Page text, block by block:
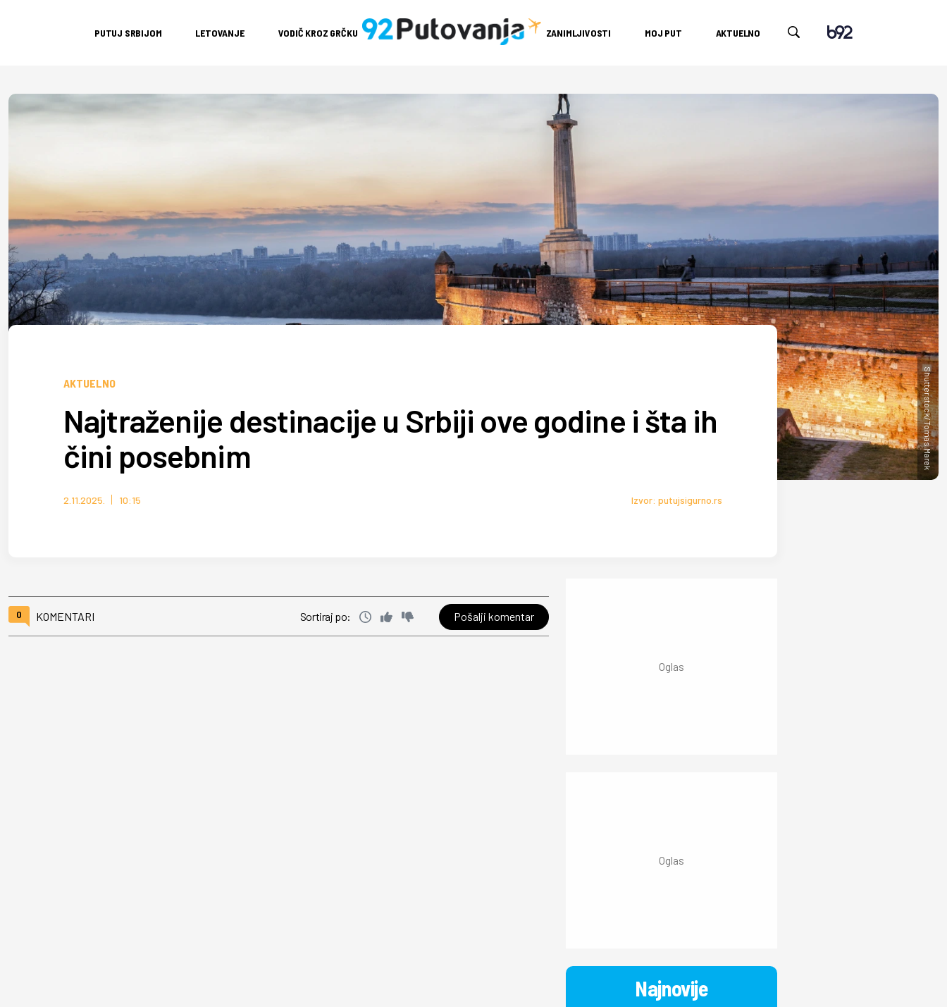
PUTUJ SRBIJOM LETOVANJE VODIČ KROZ GRČKU ZANIMLJIVOSTI MOJ PUT AKTUELNO
Shutterstock/Tomas Marek
AKTUELNO
Najtraženije destinacije u Srbiji ove godine i šta ih
čini posebnim
2.11.2025. 10:15 Izvor: putujsigurno.rs
0 KOMENTARI Sortiraj po: Pošalji komentar
Najnovije